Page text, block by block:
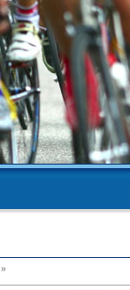
»